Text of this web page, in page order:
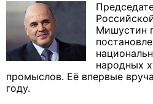
Мишустин
народных
промыслов. Её впервые
году.